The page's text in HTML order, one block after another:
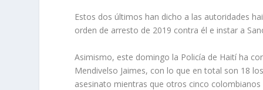
Estos dos últimos han dicho a las autoridades
orden de arresto de 2019 contra él e instar a
Asimismo, este domingo la Policía de Haití ha
Mendivelso Jaimes, con lo que en total son 18
asesinato mientras que otros cinco